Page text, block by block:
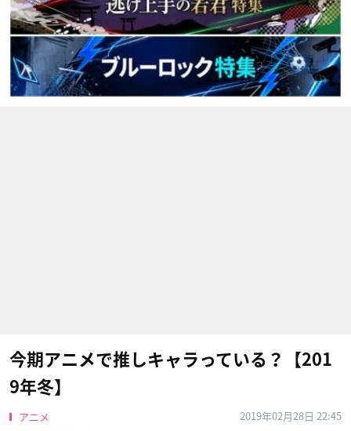
今期アニメで推しキャラっている？【201
9年冬】
アニメ
2019年02月28日 22:45